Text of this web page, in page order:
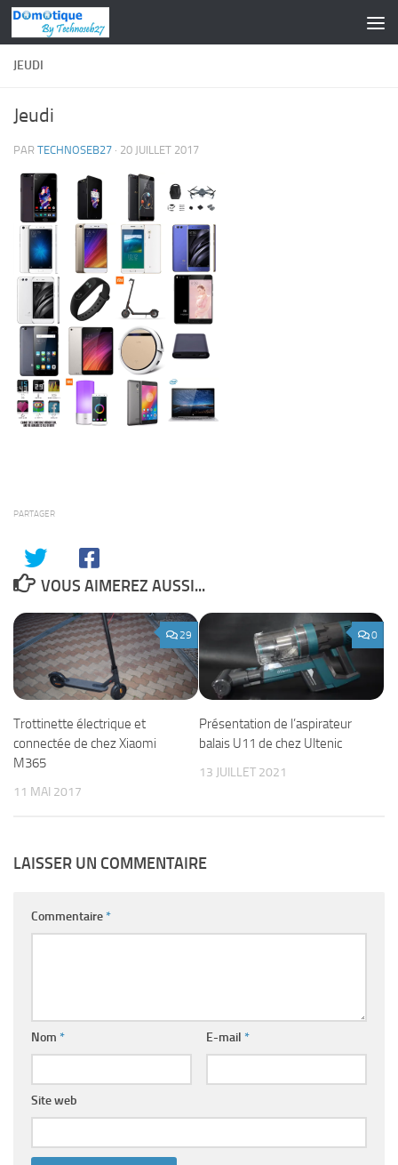
Skip to content
JEUDI
Jeudi
PAR TECHNOSEB27 · 20 JUILLET 2017
PARTAGER
VOUS AIMEREZ AUSSI...
29
Trottinette électrique et
connectée de chez Xiaomi
M365
11 MAI 2017
0
Présentation de l’aspirateur
balais U11 de chez Ultenic
13 JUILLET 2021
LAISSER UN COMMENTAIRE
Commentaire*
Nom * E-mail *
Site web